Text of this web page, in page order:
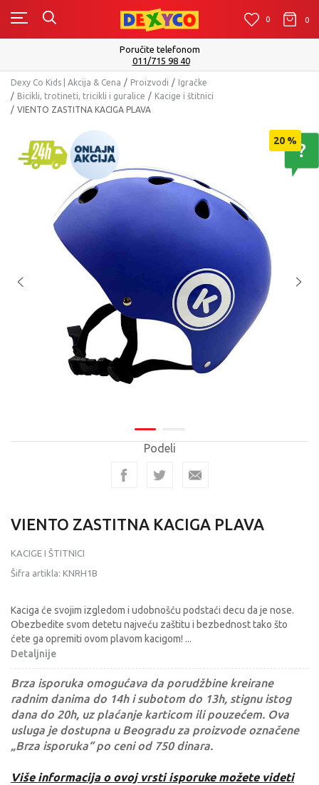
0 0 0
Poručite telefonom
011/715 98 40
Dexy Co Kids | Akcija & Cena Proizvodi
Igračke
Bicikli, trotineti, tricikli i guralice
Kacige i štitnici
VIENTO ZASTITNA KACIGA PLAVA
20 %
Podeli
VIENTO ZASTITNA KACIGA PLAVA
KACIGE I ŠTITNICI
Šifra artikla: KNRH1B
Kaciga će svojim izgledom i udobnošću podstaći decu da je nose.
Obezbedite svom detetu najveću zaštitu i bezbednost tako što
ćete ga opremiti ovom plavom kacigom! ...
Detaljnije
Brza isporuka omogućava da porudžbine kreirane
radnim danima do 14h i subotom do 13h, stignu istog
dana do 20h, uz plaćanje karticom ili pouzećem. Ova
usluga je dostupna u Beogradu za proizvode označene
„Brza isporuka“ po ceni od 750 dinara.
Više informacija o ovoj vrsti isporuke možete videti